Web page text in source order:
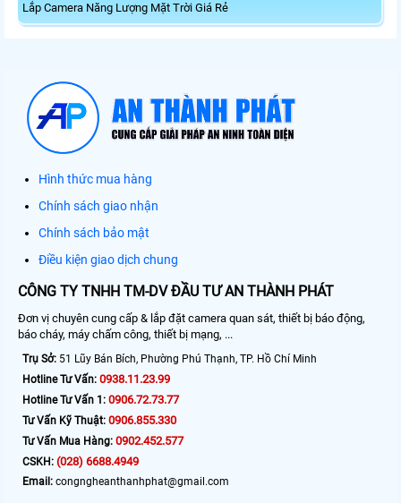
Lắp Camera Năng Lượng Mặt Trời Giá Rẻ
Hình thức mua hàng
Chính sách giao nhận
Chính sách bảo mật
Điều kiện giao dịch chung
CÔNG TY TNHH TM-DV ĐẦU TƯ AN THÀNH PHÁT
Đơn vị chuyên cung cấp & lắp đặt camera quan sát, thiết bị báo động,
báo cháy, máy chấm công, thiết bị mạng, ...
Trụ Sở: 51 Lũy Bán Bích, Phường Phú Thạnh, TP. Hồ Chí Minh
Hotline Tư Vấn: 0938.11.23.99
Hotline Tư Vấn 1: 0906.72.73.77
Tư Vấn Kỹ Thuật: 0906.855.330
Tư Vấn Mua Hàng: 0902.452.577
CSKH: (028) 6688.4949
Email: congngheanthanhphat@gmail.com